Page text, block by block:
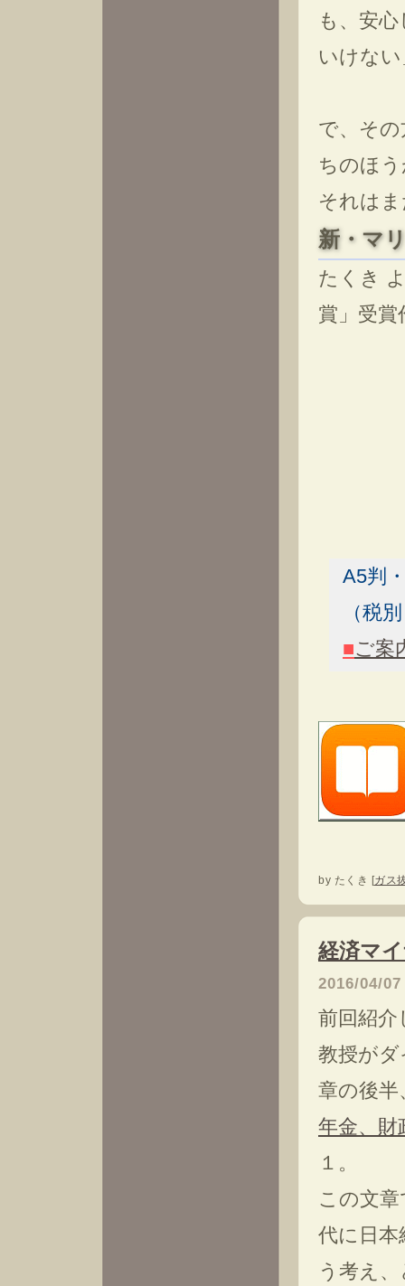
も、安
いけな
で、そ
ちのほ
それは
新・マ
たくき
賞」受
A5判
（税
■ご案
by たくき [ガス
経済マ
2016/04/
前回紹介
教授が
章の後半
年金、財
１。
この文
代に日
う考え